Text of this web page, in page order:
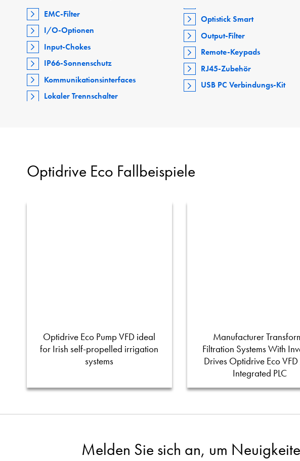
EMC-Filter
I/O-Optionen
Input-Chokes
IP66-Sonnenschutz
Kommunikationsinterfaces
Lokaler Trennschalter
Optistick Smart
Output-Filter
Remote-Keypads
RJ45-Zubehör
USB PC Verbindungs-Kit
Optidrive Eco Fallbeispiele
Optidrive Eco Pump VFD ideal
for Irish self-propelled irrigation
systems
Manufacturer
Filtration Systems With
Drives Optidrive Eco
Integrated PLC
Melden Sie sich an, um